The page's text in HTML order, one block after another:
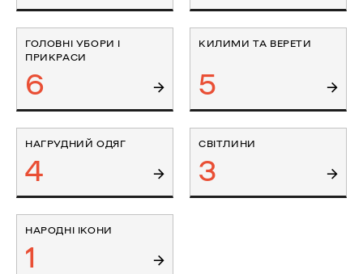
ГОЛОВНІ УБОРИ І
ПРИКРАСИ
6
КИЛИМИ ТА ВЕРЕТИ
5
НАГРУДНИЙ ОДЯГ
4
СВІТЛИНИ
3
НАРОДНІ ІКОНИ
1